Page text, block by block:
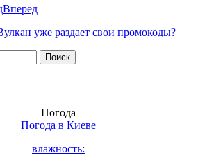
Вперед
уже раздает свои промокоды?
Погода
Погода в Киеве
влажность: